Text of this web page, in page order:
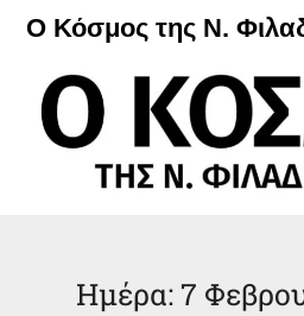
Μετάβαση
περιεχόμενο
Ο Κόσμος της Ν.
Ημέρα: 7